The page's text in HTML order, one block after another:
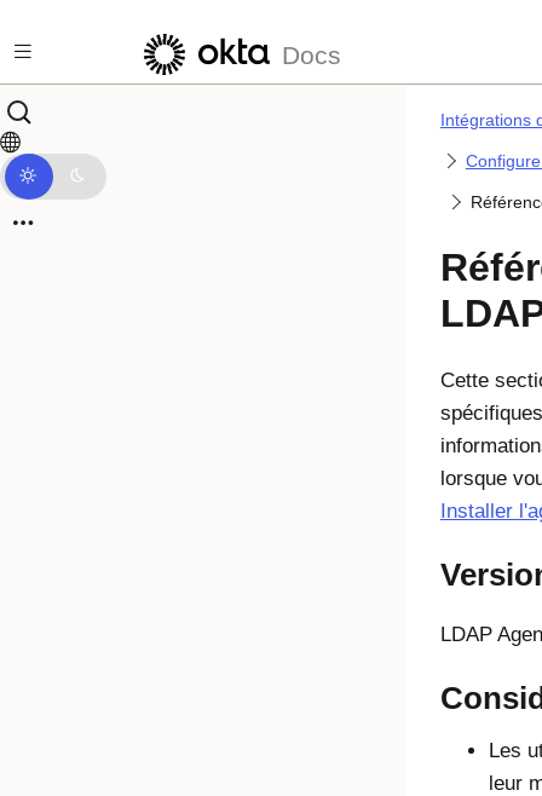
Docs
Intégrations
Cette
lorsque
Installer
LDAP
Les
leur